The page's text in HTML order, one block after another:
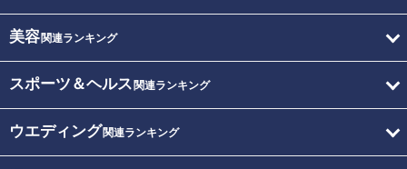
美容関連ランキング
スポーツ＆ヘルス 関連ランキング
ウエディング関連ランキング